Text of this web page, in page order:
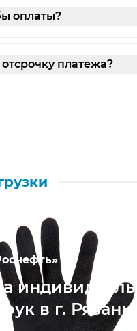
оплаты?
платежа?
в г. Рязань